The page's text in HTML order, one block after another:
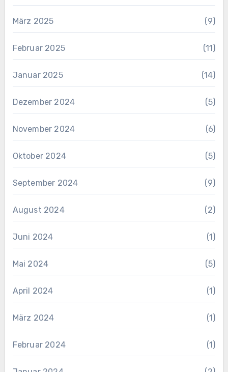
März 2025 (9)
Februar 2025 (11)
Januar 2025 (14)
Dezember 2024 (5)
November 2024 (6)
Oktober 2024 (5)
September 2024 (9)
August 2024 (2)
Juni 2024 (1)
Mai 2024 (5)
April 2024 (1)
März 2024 (1)
Februar 2024 (1)